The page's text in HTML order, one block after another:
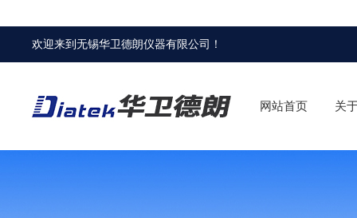
欢迎来到无锡华卫德朗仪器有限公司 ！
网站首页 关